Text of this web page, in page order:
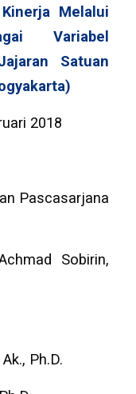
Melalui
Variabel
Satuan
2018
Pascasarjana
Sobirin,
Ph.D.